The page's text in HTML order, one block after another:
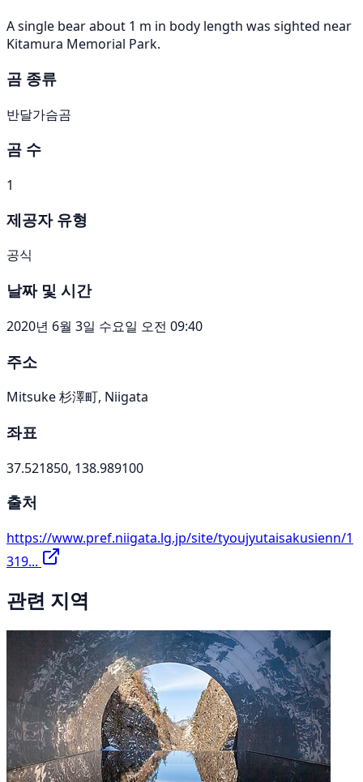
A single bear about 1 m in body length was sighted near
Kitamura Memorial Park.
곰 종류
반달가슴곰
곰 수
1
제공자 유형
공식
날짜 및 시간
2020년 6월 3일 수요일 오전 09:40
주소
Mitsuke 杉澤町, Niigata
좌표
37.521850, 138.989100
출처
https://www.pref.niigata.lg.jp/site/tyoujyutaisakusienn/1
319...
관련 지역